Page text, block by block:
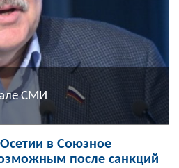
СМИ
в Союзное
после санкций